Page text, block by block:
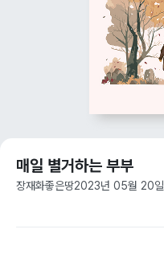
매일 별거하는 부부
장재화좋은땅2023년 05월 20일